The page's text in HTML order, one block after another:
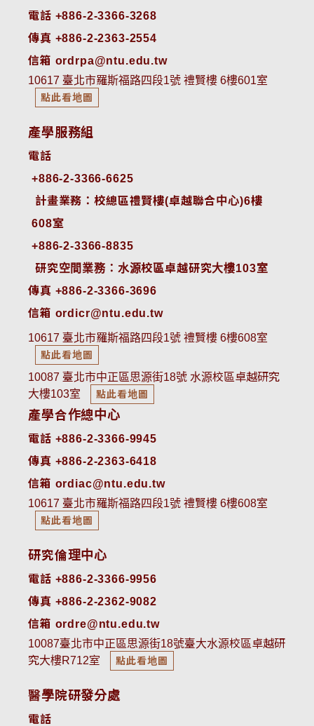
電話 +886-2-3366-3268
傳真 +886-2-2363-2554
信箱 ordrpa@ntu.edu.tw
10617 臺北市羅斯福路四段1號 禮賢樓 6樓601室
點此看地圖
產學服務組
電話
+886-2-3366-6625
計畫業務：校總區禮賢樓(卓越聯合中心)6樓
608室
+886-2-3366-8835
研究空間業務：水源校區卓越研究大樓103室
傳真 +886-2-3366-3696
信箱 ordicr@ntu.edu.tw
10617 臺北市羅斯福路四段1號 禮賢樓 6樓608室
點此看地圖
10087 臺北市中正區思源街18號 水源校區卓越研究
大樓103室
點此看地圖
產學合作總中心
電話 +886-2-3366-9945
傳真 +886-2-2363-6418
信箱 ordiac@ntu.edu.tw
10617 臺北市羅斯福路四段1號 禮賢樓 6樓608室
點此看地圖
研究倫理中心
電話 +886-2-3366-9956
傳真 +886-2-2362-9082
信箱 ordre@ntu.edu.tw
10087臺北市中正區思源街18號臺大水源校區卓越研
究大樓R712室
點此看地圖
醫學院研發分處
電話